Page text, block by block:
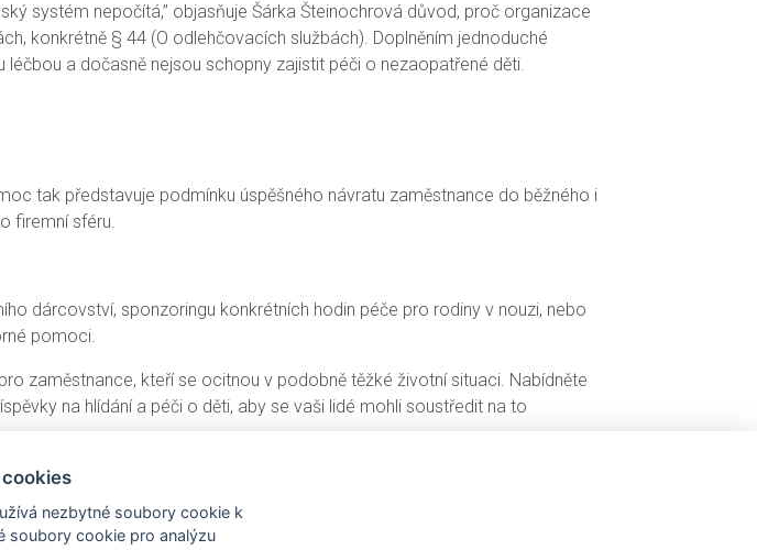
systém nepočítá,” objasňuje Šárka Šteinochrová důvod, proč organizace
konkrétně § 44 (O odlehčovacích službách). Doplněním jednoduché
a dočasně nejsou schopny zajistit péči o nezaopatřené děti.
tak představuje podmínku úspěšného návratu zaměstnance do běžného i
firemní sféru.
dárcovství, sponzoringu konkrétních hodin péče pro rodiny v nouzi, nebo
pomoci.
zaměstnance, kteří se ocitnou v podobně těžké životní situaci. Nabídněte
na hlídání a péči o děti, aby se vaši lidé mohli soustředit na to
mezi svými zaměstnanci, v interních newsletterech nebo na firemních
tento opomíjený problém.
nezbytné soubory cookie k
soubory cookie pro analýzu